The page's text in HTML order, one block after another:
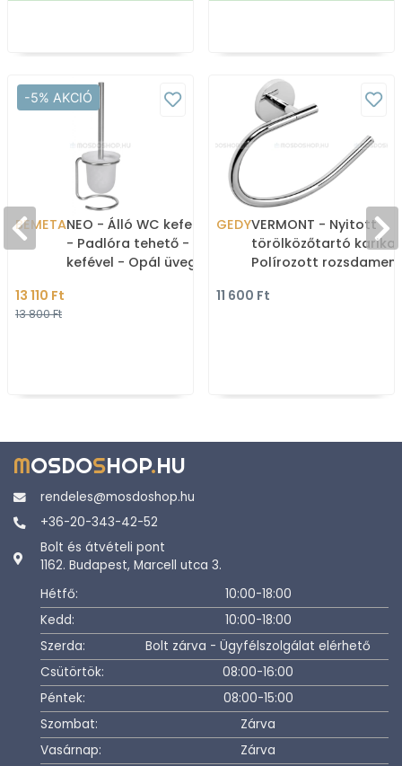
-5% AKCIÓ
BEMETANEO - Álló WC kefe tartó
- Padlóra tehető - Fehér
kefével - Opál üveg,
13 110 Ft
13 800 Ft
GEDYVERMONT - Nyitott
törölközőtartó karika
Polírozott
11 600 Ft
MOSDOSHOP.HU
rendeles@mosdoshop.hu
+36-20-343-42-52
Bolt és átvételi pont
1162. Budapest, Marcell utca 3.
Hétfő:
10:00-18:00
Kedd:
10:00-18:00
Szerda:
Bolt zárva - Ügyfélszolgálat elérhető
Csütörtök:
08:00-16:00
Péntek:
08:00-15:00
Szombat:
Zárva
Vasárnap:
Zárva